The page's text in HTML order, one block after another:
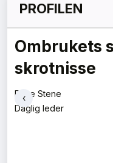
PROFILEN
Vi må være
Magnus Gåseby
‹